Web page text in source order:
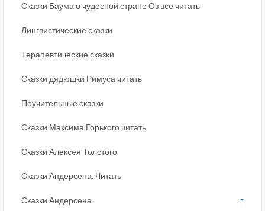
Сказки Баума о чудесной стране Оз все читать
Лингвистические сказки
Терапевтические сказки
Сказки дядюшки Римуса читать
Поучительные сказки
Сказки Максима Горького читать
Сказки Алексея Толстого
Сказки Андерсена. Читать
Сказки Андерсена